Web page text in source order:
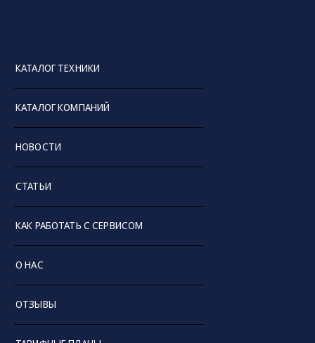
КАТАЛОГ ТЕХНИКИ
КАТАЛОГ КОМПАНИЙ
НОВОСТИ
СТАТЬИ
КАК РАБОТАТЬ С СЕРВИСОМ
О НАС
ОТЗЫВЫ